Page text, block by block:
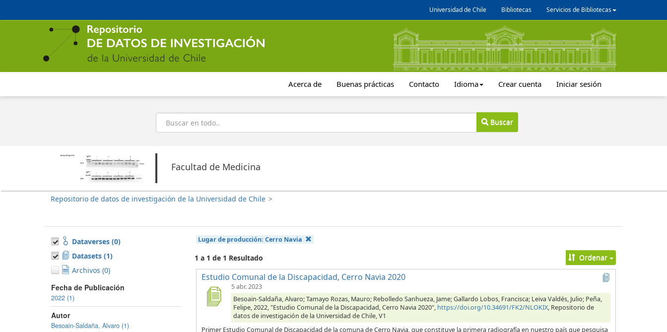
contenido
Universidad de Chile Bibliotecas Servicios de Bibliotecas
Acerca de Buenas prácticas Contacto Idioma Crear cuenta Iniciar sesión
Buscar
Buscar
Facultad de Medicina
Repositorio de datos de investigación de la Universidad de Chile >
Dataverses (0)
Datasets (1)
Archivos (0)
Fecha de Publicación
2022 (1)
Autor
Besoain-Saldaña, Alvaro (1)
Lugar de producción: Cerro Navia
1 a 1 de 1 Resultado Ordenar
Estudio Comunal de la Discapacidad, Cerro Navia 2020
5 abr. 2023
Besoain-Saldaña, Alvaro; Tamayo Rozas, Mauro; Rebolledo Sanhueza, Jame; Gallardo Lobos, Francisca; Leiva Valdés, Julio; Peña,
Felipe, 2022, "Estudio Comunal de la Discapacidad, Cerro Navia 2020", https://doi.org/10.34691/FK2/NLOKIX, Repositorio de
datos de investigación de la Universidad de Chile, V1
Primer Estudio Comunal de Discapacidad de la comuna de Cerro Navia, que constituye la primera radiografía en nuestro país que pesquisa